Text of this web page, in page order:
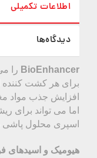
اطلاعات تکمیلی
دیدگاه‌ها
BioEnhancer را
برای هر کشت کننده
افزایش جذب مواد
اما می تواند برای
اسپری محلول پاشی
هیومیک و اسیدهای